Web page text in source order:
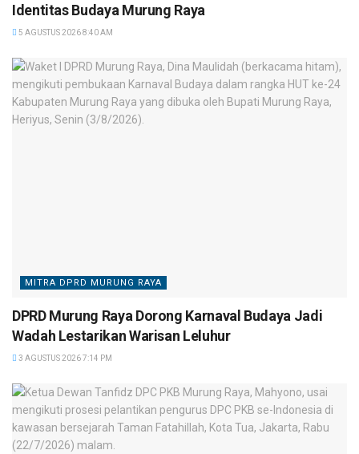
Identitas Budaya Murung Raya
5 AGUSTUS 2026 8:40 AM
MITRA DPRD MURUNG RAYA
DPRD Murung Raya Dorong Karnaval Budaya Jadi
Wadah Lestarikan Warisan Leluhur
3 AGUSTUS 2026 7:14 PM